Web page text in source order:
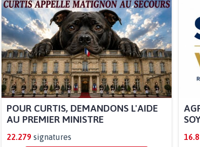
POUR CURTIS, DEMANDONS L'AIDE
AU PREMIER MINISTRE
22.279 signatures